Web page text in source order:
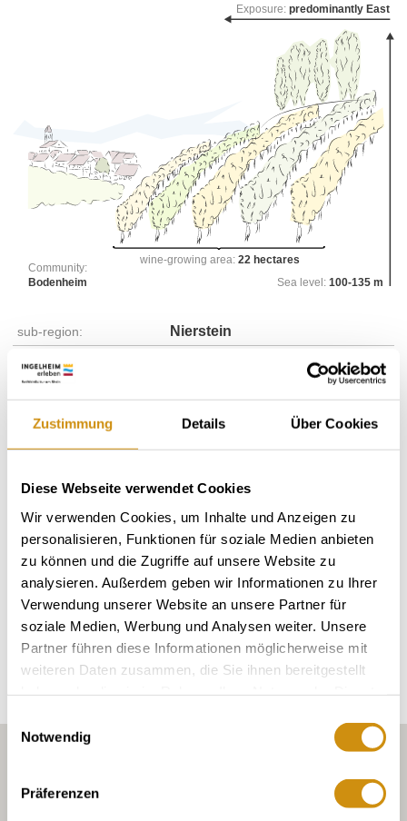
Zustimmung Details Über Cookies
Diese Webseite verwendet Cookies
Wir verwenden Cookies, um Inhalte und Anzeigen zu
personalisieren, Funktionen für soziale Medien anbieten
zu können und die Zugriffe auf unsere Website zu
analysieren. Außerdem geben wir Informationen zu Ihrer
Verwendung unserer Website an unsere Partner für
soziale Medien, Werbung und Analysen weiter. Unsere
Partner führen diese Informationen möglicherweise mit
weiteren Daten zusammen, die Sie ihnen bereitgestellt
Notwendig
Präferenzen
wine-growing area:22 hectares
Community:
Bodenheim
Sea level: 100-135 m
Exposure: predominantly East
sub-region: Nierstein
collective vineyard site:
single vineyard site:
village: Bodenheim
soil types
LOESS / PARARENDZINA
Explore the area